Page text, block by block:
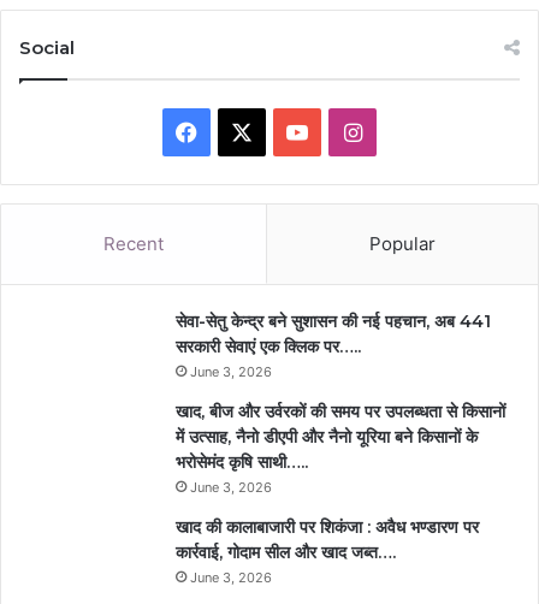
Social
Facebook YouTubeInstagram
Recent Popular
सेवा-सेतु केन्द्र बने सुशासन की नई पहचान, अब 441
सरकारी सेवाएं एक क्लिक पर…..
June 3, 2026
खाद, बीज और उर्वरकों की समय पर उपलब्धता से किसानों
में उत्साह, नैनो डीएपी और नैनो यूरिया बने किसानों के
भरोसेमंद कृषि साथी…..
June 3, 2026
खाद की कालाबाजारी पर शिकंजा : अवैध भण्डारण पर
कार्रवाई, गोदाम सील और खाद जब्त….
June 3, 2026